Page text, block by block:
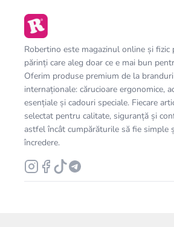
Robertino este magazinul online și fizic
părinți care aleg doar ce e mai bun
Oferim produse premium de la branduri
internaționale: cărucioare ergonomice,
esențiale și cadouri speciale. Fiecare
selectat pentru calitate, siguranță și
astfel încât cumpărăturile să fie simple
încredere.